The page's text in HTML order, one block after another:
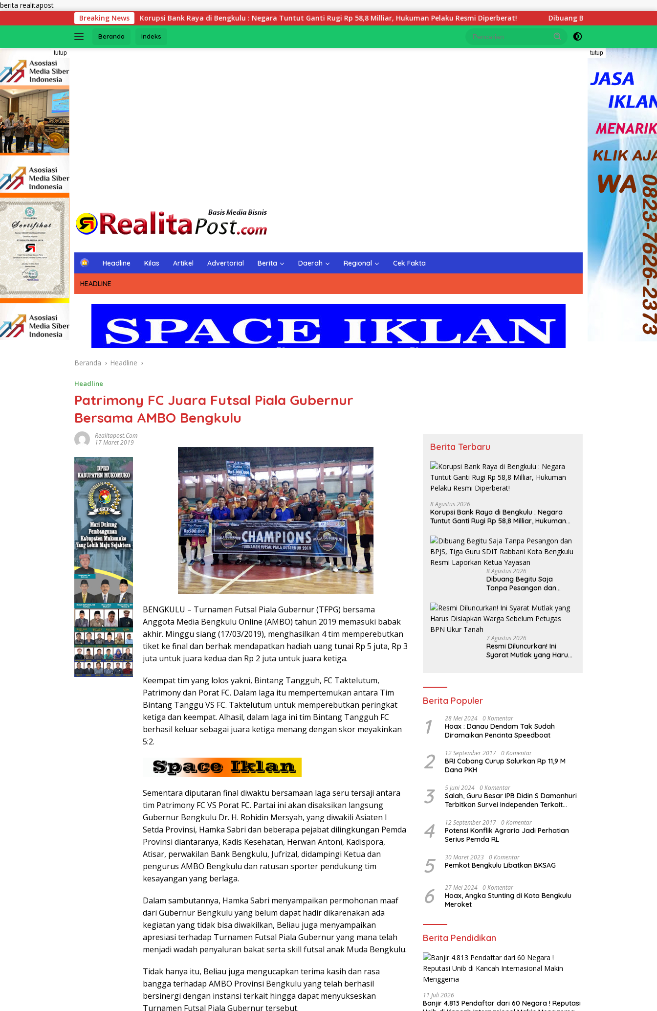
berita realitapostLangsung
konten
Breaking News
Korupsi Bank Raya di Bengkulu : Negara Tuntut Ganti Rugi Rp 58,8 Milliar, Hukuman Pelaku Resmi Diperberat! Dibuang Begitu Saja Tanpa Pesangon dan BPJS, Tiga
Beranda Indeks
tutup tutup
H
m
e
Headline Kilas Artikel Advertorial Berita Daerah Regional Cek Fakta
HEADLINE
Beranda Headline
Headline
Patrimony FC Juara Futsal Piala Gubernur
Bersama AMBO Bengkulu
Realitapost.com
17 Maret 2019
BENGKULU – Turnamen Futsal Piala Gubernur (TFPG) bersama
Anggota Media Bengkulu Online (AMBO) tahun 2019 memasuki babak
akhir. Minggu siang (17/03/2019), menghasilkan 4 tim memperebutkan
tiket ke final dan berhak mendapatkan hadiah uang tunai Rp 5 juta, Rp 3
juta untuk juara kedua dan Rp 2 juta untuk juara ketiga.
Keempat tim yang lolos yakni, Bintang Tangguh, FC Taktelutum,
Patrimony dan Porat FC. Dalam laga itu mempertemukan antara Tim
Bintang Tanggu VS FC. Taktelutum untuk memperebutkan peringkat
ketiga dan keempat. Alhasil, dalam laga ini tim Bintang Tangguh FC
berhasil keluar sebagai juara ketiga menang dengan skor meyakinkan
5:2.
Sementara diputaran final diwaktu bersamaan laga seru tersaji antara
tim Patrimony FC VS Porat FC. Partai ini akan disaksikan langsung
Gubernur Bengkulu Dr. H. Rohidin Mersyah, yang diwakili Asiaten I
Setda Provinsi, Hamka Sabri dan beberapa pejabat dilingkungan Pemda
Provinsi diantaranya, Kadis Kesehatan, Herwan Antoni, Kadispora,
Atisar, perwakilan Bank Bengkulu, Jufrizal, didampingi Ketua dan
pengurus AMBO Bengkulu dan ratusan sporter pendukung tim
kesayangan yang berlaga.
Dalam sambutannya, Hamka Sabri menyampaikan permohonan maaf
dari Gubernur Bengkulu yang belum dapat hadir dikarenakan ada
kegiatan yang tidak bisa diwakilkan, Beliau juga menyampaikan
apresiasi terhadap Turnamen Futsal Piala Gubernur yang mana telah
menjadi wadah penyaluran bakat serta skill futsal anak Muda Bengkulu.
Tidak hanya itu, Beliau juga mengucapkan terima kasih dan rasa
bangga terhadap AMBO Provinsi Bengkulu yang telah berhasil
bersinergi dengan instansi terkait hingga dapat menyukseskan
Turnamen Futsal Piala Gubernur tersebut.
Berita Terbaru
8 Agustus 2026
Korupsi Bank Raya di Bengkulu : Negara
Tuntut Ganti Rugi Rp 58,8 Milliar, Hukuman
8 Agustus 2026
Dibuang Begitu Saja
Tanpa Pesangon dan
Rabbani Kota Bengkulu
Resmi Laporkan Ketua
Yayasan
7 Agustus 2026
Resmi Diluncurkan! Ini
Syarat Mutlak yang Harus
Berita Populer
1 28 Mei 2024 0 Komentar
Hoax : Danau Dendam Tak Sudah
Diramaikan Pencinta Speedboat
2 12 September 2017 0 Komentar
BRI Cabang Curup Salurkan Rp 11,9 M
Dana PKH
3 5 Juni 2024 0 Komentar
Salah, Guru Besar IPB Didin S Damanhuri
Terbitkan Survei Independen Terkait
4 12 September 2017 0 Komentar
Potensi Konflik Agraria Jadi Perhatian
Serius Pemda RL
5 30 Maret 2023 0 Komentar
Pemkot Bengkulu Libatkan BKSAG
6 27 Mei 2024 0 Komentar
Hoax, Angka Stunting di Kota Bengkulu
Meroket
Berita Pendidikan
11 Juli 2026
Banjir 4.813 Pendaftar dari 60 Negara ! Reputasi